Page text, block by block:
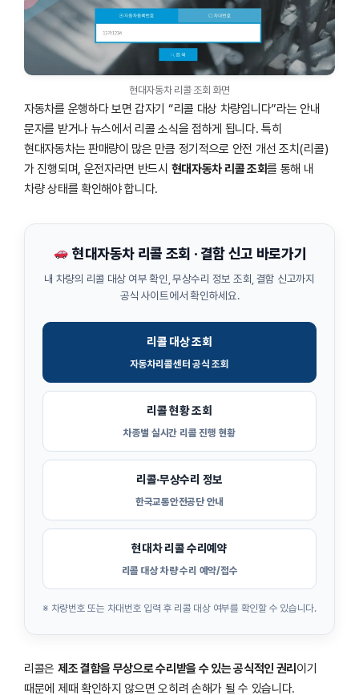
현대자동차 리콜 조회 화면
자동차를 운행하다 보면 갑자기 “리콜 대상 차량입니다”라는 안내
문자를 받거나 뉴스에서 리콜 소식을 접하게 됩니다. 특히
현대자동차는 판매량이 많은 만큼 정기적으로 안전 개선 조치(리콜)
가 진행되며, 운전자라면 반드시 현대자동차 리콜 조회를 통해 내
차량 상태를 확인해야 합니다.
현대자동차 리콜 조회 · 결함 신고 바로가기
내 차량의 리콜 대상 여부 확인, 무상수리 정보 조회, 결함 신고까지
공식 사이트에서 확인하세요.
리콜 대상 조회
자동차리콜센터 공식 조회
리콜 현황 조회
차종별 실시간 리콜 진행 현황
리콜·무상수리 정보
한국교통안전공단 안내
현대차 리콜 수리예약
리콜 대상 차량 수리 예약/접수
※ 차량번호 또는 차대번호 입력 후 리콜 대상 여부를 확인할 수 있습니다.
리콜은 제조 결함을 무상으로 수리받을 수 있는 공식적인 권리 이기
때문에 제때 확인하지 않으면 오히려 손해가 될 수 있습니다.